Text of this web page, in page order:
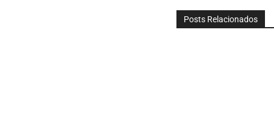
Posts Relacionados